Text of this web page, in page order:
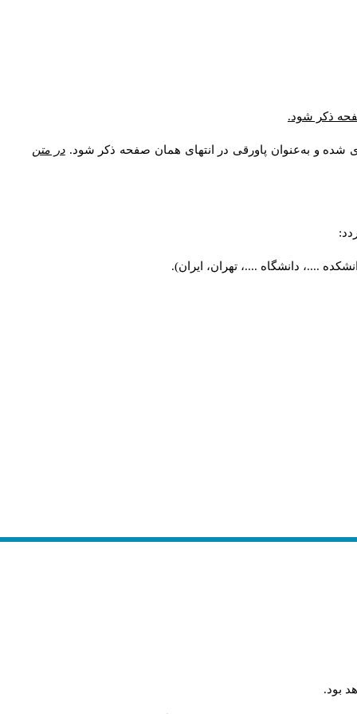
ذکر شود.
شده و به‌عنوان پاورقی در انتهای همان صفحه ذکر شود. در متن
....، دانشگاه ....، تهران، ایران).
بود.